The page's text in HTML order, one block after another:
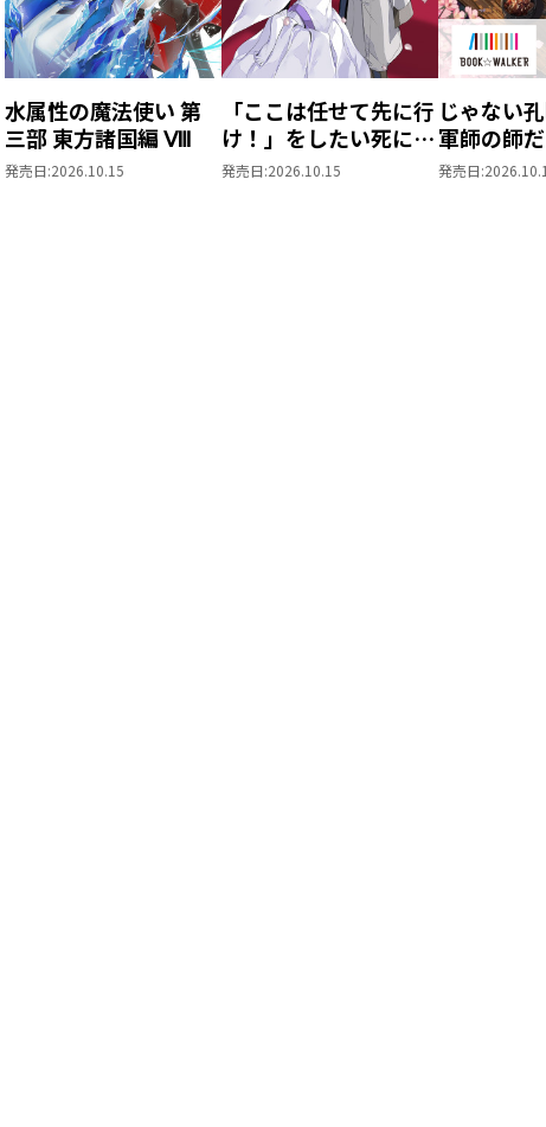
水属性の魔法使い 第
三部 東方諸国編 Ⅷ
発売日:2026.10.15
「ここは任せて先に行
け！」をしたい死にた
がりの望まぬ宇宙下剋
発売日:2026.10.15
じゃない
軍師の師
しても
発売日: